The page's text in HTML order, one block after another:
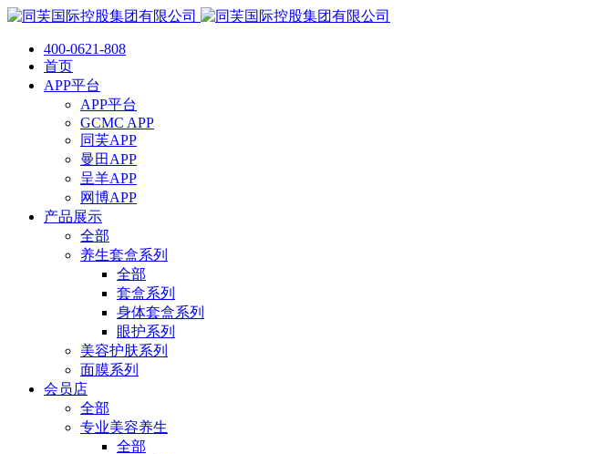
400-0621-808
首页
APP平台
APP平台
GCMC APP
同芙APP
曼田APP
呈羊APP
网博APP
产品展示
全部
养生套盒系列
全部
套盒系列
身体套盒系列
眼护系列
美容护肤系列
面膜系列
会员店
全部
专业美容养生
全部